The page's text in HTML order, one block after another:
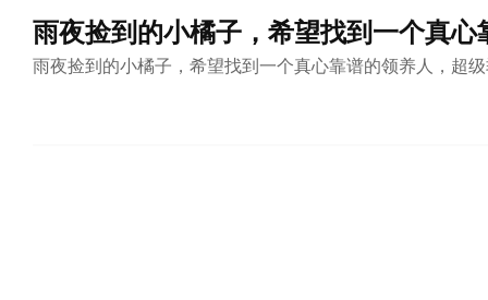
雨夜捡到的小橘子，希望找到一个真心
雨夜捡到的小橘子，希望找到一个真心靠谱的领养人，超